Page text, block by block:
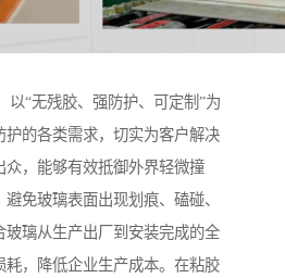
以“无残胶、强防护、可定制”为
护的各类需求，切实为客户解决
众，能够有效抵御外界轻微撞
免玻璃表面出现划痕、磕碰、
玻璃从生产出厂到安装完成的全
耗，降低企业生产成本。在粘胶